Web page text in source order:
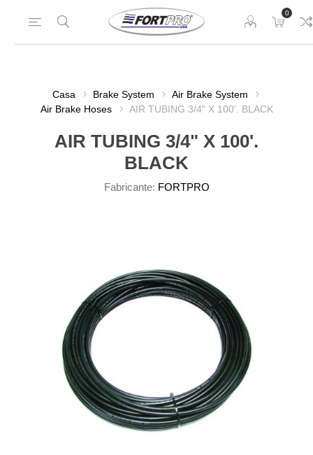
0
Casa Brake System
Air Brake System
Air Brake Hoses
AIR TUBING 3/4" X 100'. BLACK
AIR TUBING 3/4" X 100'.
BLACK
Fabricante: FORTPRO